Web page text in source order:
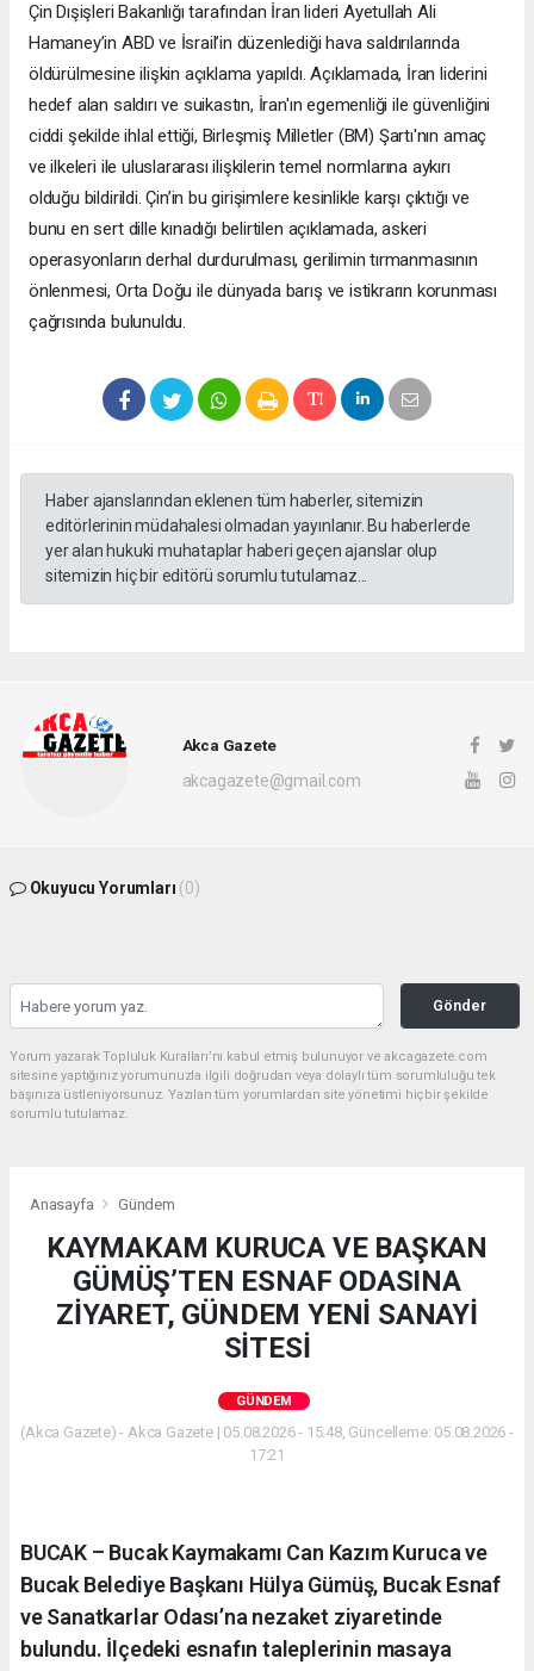
Çin Dışişleri Bakanlığı tarafından İran lideri Ayetullah Ali
Hamaney’in ABD ve İsrail’in düzenlediği hava saldırılarında
öldürülmesine ilişkin açıklama yapıldı. Açıklamada, İran liderini
hedef alan saldırı ve suikastın, İran'ın egemenliği ile güvenliğini
ciddi şekilde ihlal ettiği, Birleşmiş Milletler (BM) Şartı'nın amaç
ve ilkeleri ile uluslararası ilişkilerin temel normlarına aykırı
olduğu bildirildi. Çin’in bu girişimlere kesinlikle karşı çıktığı ve
bunu en sert dille kınadığı belirtilen açıklamada, askeri
operasyonların derhal durdurulması, gerilimin tırmanmasının
önlenmesi, Orta Doğu ile dünyada barış ve istikrarın korunması
çağrısında bulunuldu.
Haber ajanslarından eklenen tüm haberler, sitemizin
editörlerinin müdahalesi olmadan yayınlanır. Bu haberlerde
yer alan hukuki muhataplar haberi geçen ajanslar olup
sitemizin hiç bir editörü sorumlu tutulamaz...
Akca Gazete
akcagazete@gmail.com
Okuyucu Yorumları (0)
Gönder
Yorum yazarak Topluluk Kuralları’nı kabul etmiş bulunuyor ve akcagazete.com
sitesine yaptığınız yorumunuzla ilgili doğrudan veya dolaylı tüm sorumluluğu tek
başınıza üstleniyorsunuz. Yazılan tüm yorumlardan site yönetimi hiçbir şekilde
sorumlu tutulamaz.
Anasayfa Gündem
KAYMAKAM KURUCA VE BAŞKAN
GÜMÜŞ’TEN ESNAF ODASINA
ZİYARET, GÜNDEM YENİ SANAYİ
SİTESİ
GÜNDEM
(Akca Gazete) - Akca Gazete | 05.08.2026 - 15:48, Güncelleme: 05.08.2026 -
17:21
BUCAK – Bucak Kaymakamı Can Kazım Kuruca ve
Bucak Belediye Başkanı Hülya Gümüş, Bucak Esnaf
ve Sanatkarlar Odası’na nezaket ziyaretinde
bulundu. İlçedeki esnafın taleplerinin masaya